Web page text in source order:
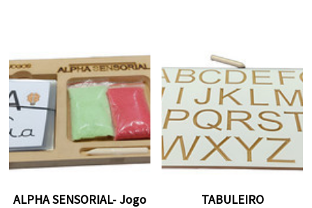
ALPHA SENSORIAL- Jogo
TABULEIRO